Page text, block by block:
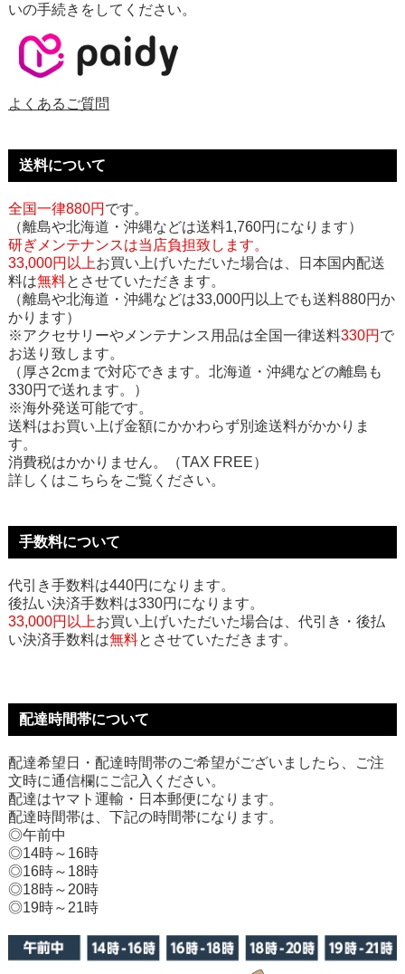
いの手続きをしてください。
よくあるご質問
送料について
全国一律880円 です。
（離島や北海道・沖縄などは送料1,760円になります）
研ぎメンテナンスは当店負担致します。
33,000円以上お買い上げいただいた場合は、日本国内配送
料は無料とさせていただきます。
（離島や北海道・沖縄などは33,000円以上でも送料880円か
かります）
※アクセサリーやメンテナンス用品は全国一律送料330円 で
お送り致します。
（厚さ2cmまで対応できます。北海道・沖縄などの離島も
330円で送れます。）
※海外発送可能です。
送料はお買い上げ金額にかかわらず別途送料がかかりま
す。
消費税はかかりません。（TAX FREE）
詳しくはこちらをご覧ください。
手数料について
代引き手数料は440円になります。
後払い決済手数料は330円になります。
33,000円以上お買い上げいただいた場合は、代引き・後払
い決済手数料は無料とさせていただきます。
配達時間帯について
配達希望日・配達時間帯のご希望がございましたら、ご注
文時に通信欄にご記入ください。
配達はヤマト運輸・日本郵便になります。
配達時間帯は、下記の時間帯になります。
◎午前中
◎14時～16時
◎16時～18時
◎18時～20時
◎19時～21時